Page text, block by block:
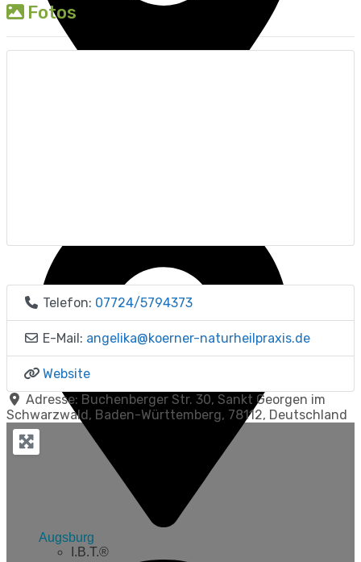
Augsburg
I.B.T.®
Fotos
Telefon: 07724/5794373
E-Mail: angelika@koerner-naturheilpraxis.de
Website
Adresse: Buchenberger Str. 30, Sankt Georgen im
Schwarzwald , Baden-Württemberg, 78112, Deutschland